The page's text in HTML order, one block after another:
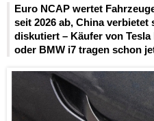
Euro NCAP wertet
seit 2026 ab, China verbietet
diskutiert – Käufer von Tesla
oder BMW i7 tragen schon